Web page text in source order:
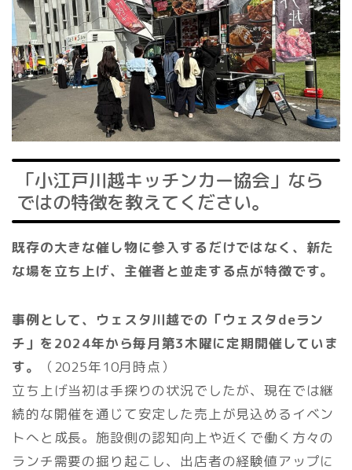
「小江戸川越キッチンカー協会」なら
ではの特徴を教えてください。
既存の大きな催し物に参入するだけではなく、新た
な場を立ち上げ、主催者と並走する点が特徴です。
事例として、ウェスタ川越での「ウェスタdeラン
チ」を2024年から毎月第3木曜に定期開催していま
す。
（2025年10月時点）
立ち上げ当初は手探りの状況でしたが、現在では継
続的な開催を通じて安定した売上が見込めるイベン
トへと成長。施設側の認知向上や近くで働く方々の
ランチ需要の掘り起こし、出店者の経験値アップに